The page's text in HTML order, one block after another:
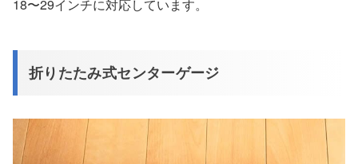
18〜29インチに対応しています。
折りたたみ式センターゲージ